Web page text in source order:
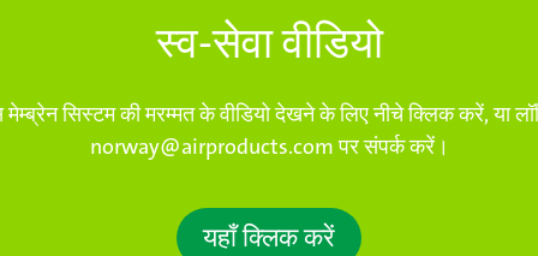
स्व-सेवा वीडियो
सिस्टम की मरम्मत के वीडियो देखने के लिए नीचे क्लिक करें, या
norway@airproducts.com पर संपर्क करें।
यहाँ क्लिक करें